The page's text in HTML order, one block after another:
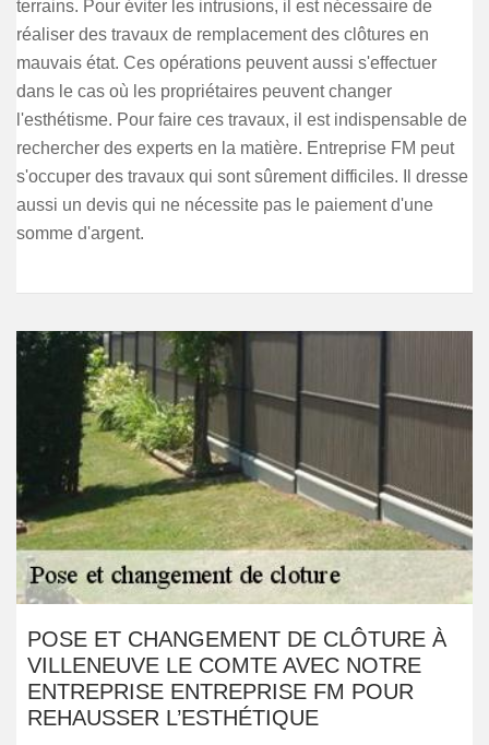
terrains. Pour éviter les intrusions, il est nécessaire de
réaliser des travaux de remplacement des clôtures en
mauvais état. Ces opérations peuvent aussi s'effectuer
dans le cas où les propriétaires peuvent changer
l'esthétisme. Pour faire ces travaux, il est indispensable de
rechercher des experts en la matière. Entreprise FM peut
s'occuper des travaux qui sont sûrement difficiles. Il dresse
aussi un devis qui ne nécessite pas le paiement d'une
somme d'argent.
POSE ET CHANGEMENT DE CLÔTURE À
VILLENEUVE LE COMTE AVEC NOTRE
ENTREPRISE ENTREPRISE FM POUR
REHAUSSER L’ESTHÉTIQUE